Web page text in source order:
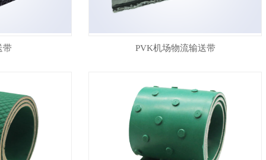
带 PVK机场物流输送带